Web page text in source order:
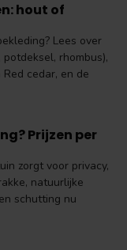
hout of
Lees over
rhombus),
cedar, en de
Prijzen per
zorgt voor privacy,
natuurlijke
schutting nu